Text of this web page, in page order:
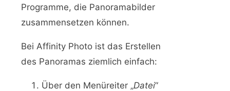
Programme, die Panoramabilder
zusammensetzen können.
Bei Affinity Photo ist das Erstellen
des Panoramas ziemlich einfach:
Über den Menüreiter „Datei“